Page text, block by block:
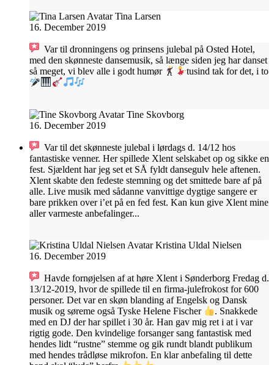
Tina Larsen
16. December 2019
Var til dronningens og prinsens julebal på Osted Hotel,
med den skønneste dansemusik, så længe siden jeg har danset
så meget, vi blev alle i godt humør
tusind tak for det, i to
Tine Skovborg
16. December 2019
Var til det skønneste julebal i lørdags d. 14/12 hos
fantastiske venner. Her spillede Xlent selskabet op og sikke en
fest. Sjældent har jeg set et SÅ fyldt dansegulv hele aftenen.
Xlent skabte den fedeste stemning og det smittede bare af på
alle. Live musik med sådanne vanvittige dygtige sangere er
bare prikken over i’et på en fed fest. Kan kun give Xlent mine
aller varmeste anbefalinger...
Kristina Uldal Nielsen
16. December 2019
Havde fornøjelsen af at høre Xlent i Sønderborg Fredag d.
13/12-2019, hvor de spillede til en firma-julefrokost for 600
personer. Det var en skøn blanding af Engelsk og Dansk
musik og søreme også Tyske Helene Fischer
. Snakkede
med en DJ der har spillet i 30 år. Han gav mig ret i at i var
rigtig gode. Den kvindelige forsanger sang fantastisk med
hendes lidt “rustne” stemme og gik rundt blandt publikum
med hendes trådløse mikrofon. En klar anbefaling til dette